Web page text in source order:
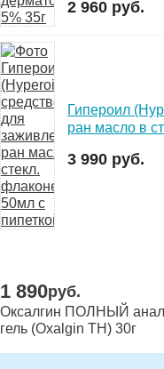
2 960 руб.
Гипероил
ран масло в
3 990 руб.
1 890руб.
Оксалгин ПОЛНЫЙ
гель (Oxalgin TH) 30г